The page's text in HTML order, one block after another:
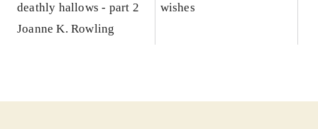
deathly hallows - part 2
Joanne K. Rowling
wishes